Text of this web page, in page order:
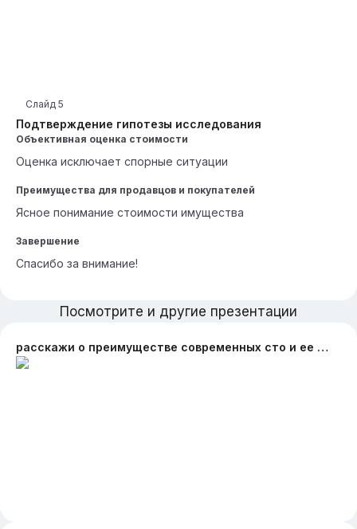
Подтверждение гипотезы исследования
Слайд 5
Объективная оценка стоимости
Оценка исключает спорные ситуации
Преимущества для продавцов и покупателей
Ясное понимание стоимости имущества
Завершение
Спасибо за внимание!
Посмотрите и другие презентации
расскажи о преимуществе современных сто и ее решениях, почему так важно обслуживаться в современных сто вставь картинки с сто